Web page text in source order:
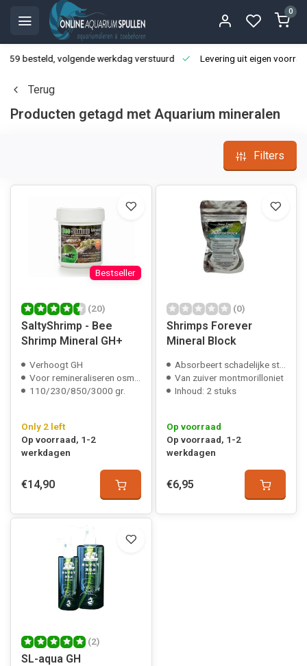
0
besteld, volgende werkdag verstuurd Levering uit eigen
Terug
Producten getagd met Aquarium mineralen
Filters
Bestseller
(20)
SaltyShrimp - Bee
Shrimp Mineral GH+
Verhoogt GH
Voor remineraliseren osmose/regenwater
110/230/850/3000 gr.
Only 2 left
Op voorraad, 1-2
werkdagen
€14,90
(0)
Shrimps Forever
Mineral Block
Absorbeert schadelijke stoffen
Van zuiver montmorilloniet
Inhoud: 2 stuks
Op voorraad
Op voorraad, 1-2
werkdagen
€6,95
(2)
SL-aqua GH